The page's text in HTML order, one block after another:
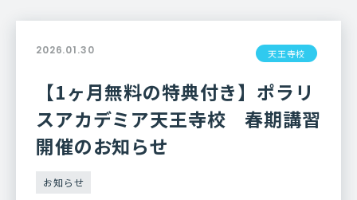
2026.01.30 天王寺校
【1ヶ月無料の特典付き】ポラリ
スアカデミア天王寺校 春期講習
開催のお知らせ
お知らせ